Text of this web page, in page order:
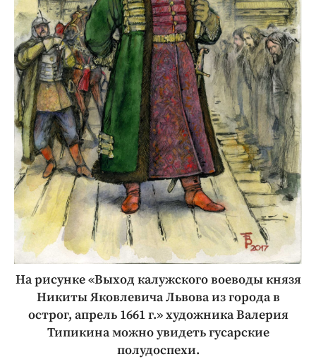
На рисунке «Выход калужского воеводы князя
Никиты Яковлевича Львова из города в
острог, апрель 1661 г.» художника Валерия
Типикина можно увидеть гусарские
полудоспехи.